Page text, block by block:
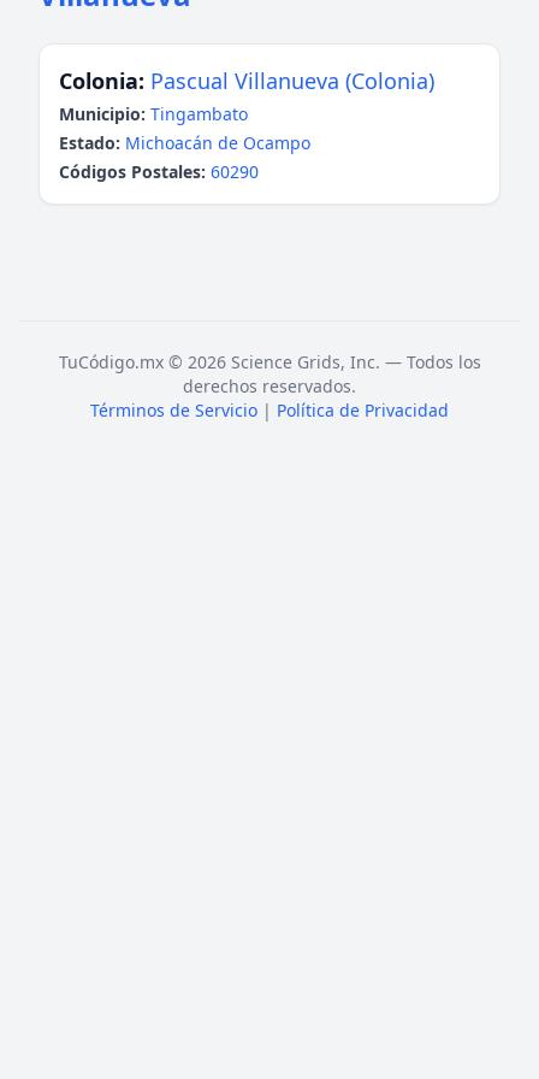
Colonia: Pascual Villanueva (Colonia)
Municipio: Tingambato
Estado: Michoacán de Ocampo
Códigos Postales: 60290
TuCódigo.mx © 2026 Science Grids, Inc. — Todos los
derechos reservados.
Términos de Servicio | Política de Privacidad